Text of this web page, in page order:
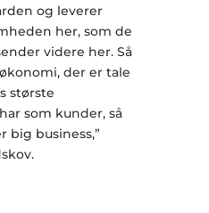
og leverer
her, som de
videre her. Så
der er tale
største
som kunder, så
big business,”